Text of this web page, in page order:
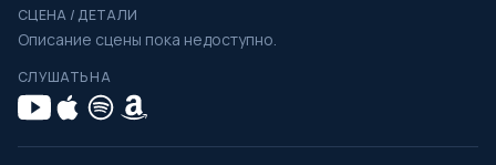
СЦЕНА / ДЕТАЛИ
Описание сцены пока недоступно.
СЛУШАТЬ НА